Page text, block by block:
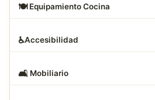
🍽️ Equipamiento Cocina
♿Accesibilidad
🛋 ️ Mobiliario